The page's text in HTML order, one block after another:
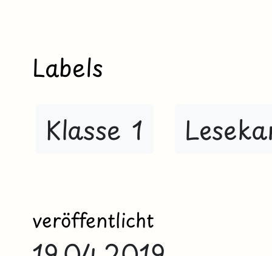
Labels
Klasse 1
veröffentlicht